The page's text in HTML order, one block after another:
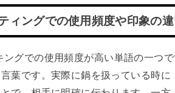
ィングでの使用頻度や印象の
ングでの使用頻度が高い単語の一つ
葉です。実際に鍋を扱っている時